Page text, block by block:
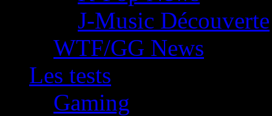
J-Music Découverte
WTF/GG News
Les tests
Gaming